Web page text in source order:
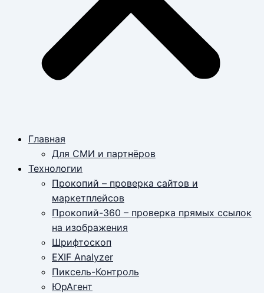
Главная
Для СМИ и партнёров
Технологии
Прокопий – проверка сайтов и
маркетплейсов
Прокопий-360 – проверка прямых ссылок
на изображения
Шрифтоскоп
EXIF Analyzer
Пиксель-Контроль
ЮрАгент